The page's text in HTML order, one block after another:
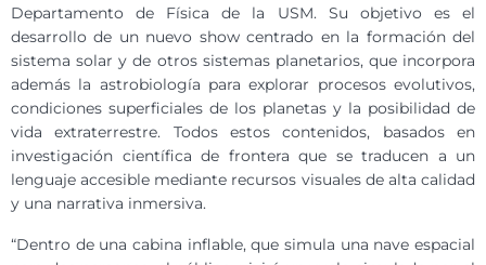
Departamento de Física de la USM. Su objetivo es el
desarrollo de un nuevo show centrado en la formación del
sistema solar y de otros sistemas planetarios, que incorpora
además la astrobiología para explorar procesos evolutivos,
condiciones superficiales de los planetas y la posibilidad de
vida extraterrestre. Todos estos contenidos, basados en
investigación científica de frontera que se traducen a un
lenguaje accesible mediante recursos visuales de alta calidad
y una narrativa inmersiva.
“Dentro de una cabina inflable, que simula una nave espacial